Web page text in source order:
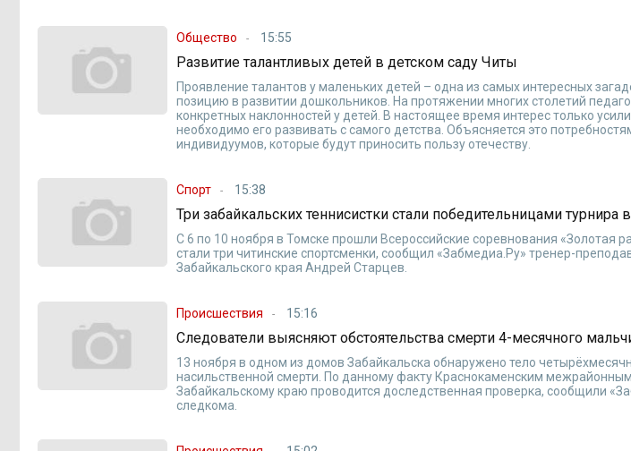
Общество 15:55
Развитие талантливых детей в детском саду Читы
Проявление талантов у маленьких детей – одна из самых интересных
позицию в развитии дошкольников. На протяжении многих столетий
конкретных наклонностей у детей. В настоящее время интерес только
необходимо его развивать с самого детства. Объясняется это
индивидуумов, которые будут приносить пользу отечеству.
Спорт 15:38
Три забайкальских теннисистки стали победительницами турнира
С 6 по 10 ноября в Томске прошли Всероссийские соревнования «Золотая
стали три читинские спортсменки, сообщил «Забмедиа.Ру» тренер-
Забайкальского края Андрей Старцев.
Происшествия 15:16
Следователи выясняют обстоятельства смерти 4-месячного
13 ноября в одном из домов Забайкальска обнаружено тело
насильственной смерти. По данному факту Краснокаменским
Забайкальскому краю проводится доследственная проверка, сообщили
следкома.